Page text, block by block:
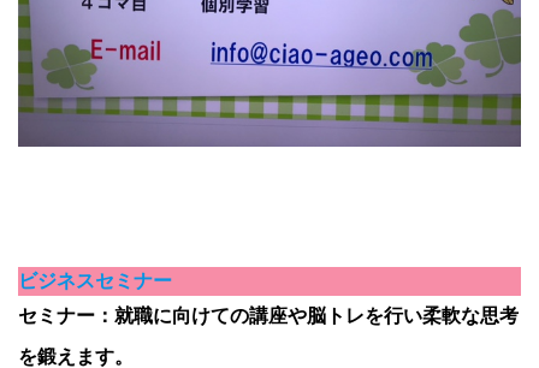
ビジネスセミナー
セミナー：就職に向けての講座や脳トレを行い柔軟な思考
を鍛えます。